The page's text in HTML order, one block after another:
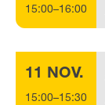
15:00–16:00
11 NOV.
15:00–15:30